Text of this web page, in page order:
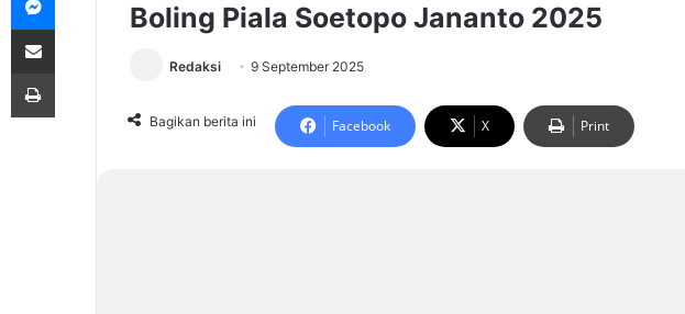
Boling Piala Soetopo Jananto 2025
Redaksi 9 September 2025
Bagikan berita ini Facebook X Print